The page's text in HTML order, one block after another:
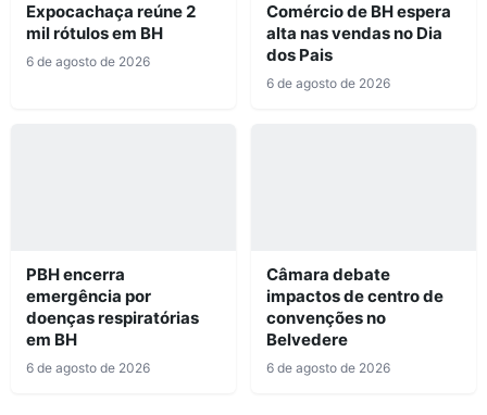
Expocachaça reúne 2
mil rótulos em BH
6 de agosto de 2026
Comércio de BH espera
alta nas vendas no Dia
dos Pais
6 de agosto de 2026
PBH encerra
emergência por
doenças respiratórias
em BH
6 de agosto de 2026
Câmara debate
impactos de centro de
convenções no
Belvedere
6 de agosto de 2026